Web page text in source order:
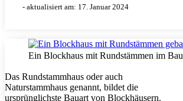
- aktualisiert am: 17. Januar 2024
Ein Blockhaus mit Rundstämmen im Bau
Das Rundstammhaus oder auch
Naturstammhaus genannt, bildet die
ursprünglichste Bauart von Blockhäusern.